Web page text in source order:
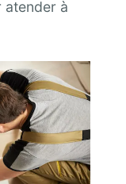
atender à